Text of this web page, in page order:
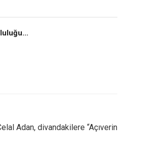
Adan, divandakilere “Açıverin